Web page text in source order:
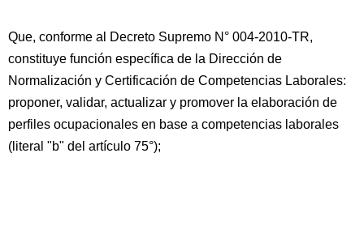
Que, conforme al Decreto Supremo N° 004-2010-TR,
constituye función específica de la Dirección de
Normalización y Certificación de Competencias Laborales:
proponer, validar, actualizar y promover la elaboración de
perfiles ocupacionales en base a competencias laborales
(literal "b" del artículo 75°);